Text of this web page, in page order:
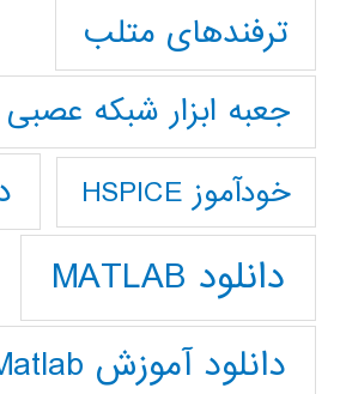
ترفندهای متلب
جعبه ابزار شبکه عصبی
خودآموز HSPICE
دانلود MATLAB
دانلود آموزش Matlab